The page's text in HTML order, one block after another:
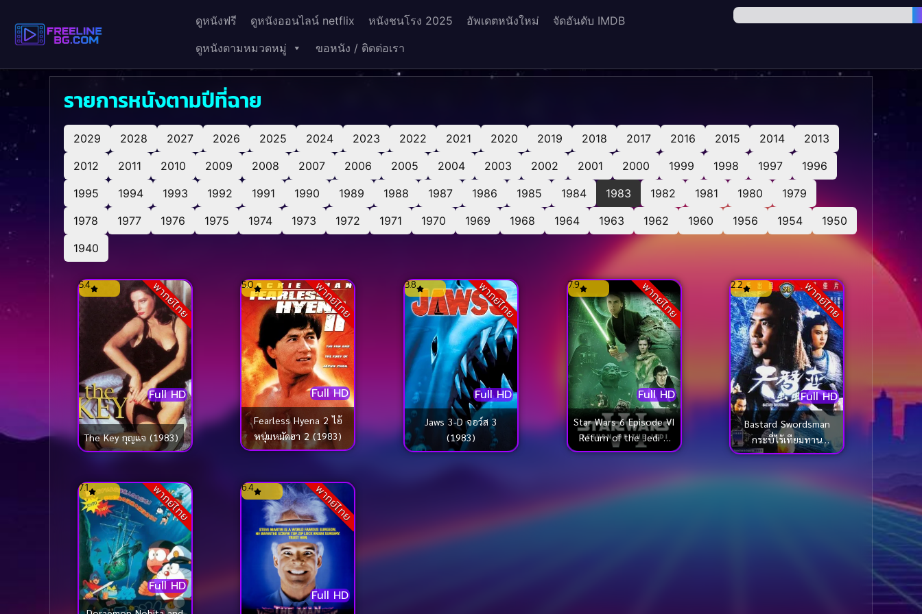
ดูหนังฟรี ดูหนังออนไลน์ netflix หนังชนโรง 2025 อัพเดตหนังใหม่
จัดอันดับ IMDB
ดูหนังตามหมวดหมู่
ขอหนัง / ติดต่อเรา
รายการหนังตามปีที่ฉาย
2029 2028 2027 2026 2025 2024 2023 2022 2021 2020 2019 2018 2017 2016 2015 2014
2013
2012
2011 2010 2009 2008 2007 2006 2005 2004 2003 2002 2001 2000 1999 1998 1997
1996
1995
1994 1993 1992 1991 1990 1989 1988 1987 1986 1985 1984 1983 1982 1981 1980
1979
1978
1977 1976 1975 1974 1973 1972 1971 1970 1969 1968 1964 1963 1962 1960 1956 1954
1950
1940
พากย์ไทย
Full HD
5.4
The Key กุญแจ (1983)
พากย์ไทย
Full HD
5.0
Fearless Hyena 2 ไอ้
หนุ่มหมัดฮา 2 (1983)
พากย์ไทย
Full HD
3.8
Jaws 3-D จอว์ส 3
(1983)
พากย์ไทย
Full HD
7.9
Star Wars 6 Episode VI
Return of the Jedi ส
ตาร์ วอร์ส 6 ชัยชนะของ
พากย์ไทย
Full HD
2.2
Bastard Swordsman
กระบี่ไร้เทียมทาน
(1983)
พากย์ไทย
Full HD
7.1 พากย์ไทย
Full HD
6.4